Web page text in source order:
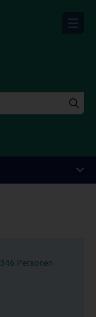
346 Personen